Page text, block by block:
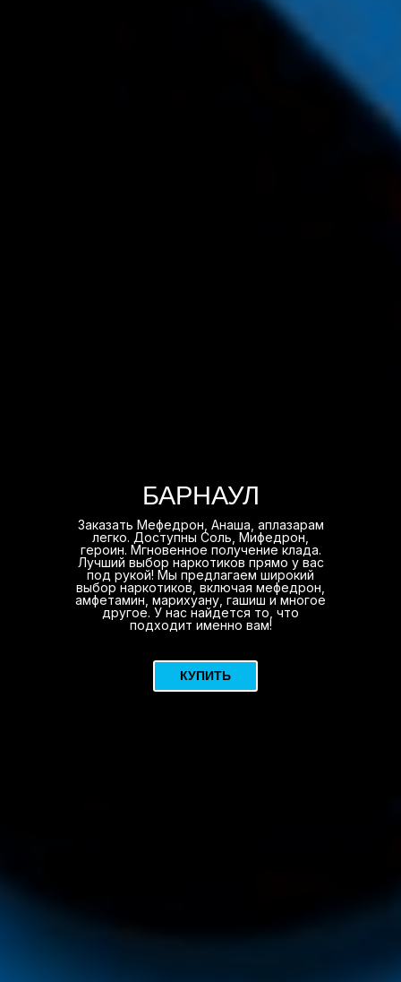
БАРНАУЛ
Заказать Мефедрон, Анаша, аплазарам
легко. Доступны Соль, Мифедрон,
героин. Мгновенное получение клада.
Лучший выбор наркотиков прямо у вас
под рукой! Мы предлагаем широкий
выбор наркотиков, включая мефедрон,
амфетамин, марихуану, гашиш и многое
другое. У нас найдется то, что
подходит именно вам!
КУПИТЬ